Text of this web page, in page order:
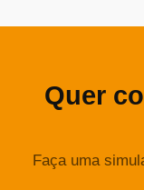
Quer
Faça uma